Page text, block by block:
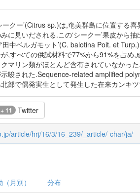
ークー’(Citrus sp.)は,奄美群島に位置する
に見いだされる.この‘シークー’果皮から
田中ベルガモット’(C. balotina Poit. et
が,すべての供試材料で77%から91%を占め,
クマリン類がほとんど含有されていなかっ
唆された.Sequence-related amplified
部で偶発実生として発生した在来カンキ
11 Twitter
article/hrj/16/3/16_239/_article/-char/ja/
月別） 分布